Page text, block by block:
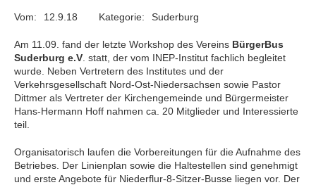
Vom: 12.9.18 Kategorie: Suderburg
Am 11.09. fand der letzte Workshop des Vereins BürgerBus
Suderburg e.V . statt, der vom INEP-Institut fachlich begleitet
wurde. Neben Vertretern des Institutes und der
Verkehrsgesellschaft Nord-Ost-Niedersachsen sowie Pastor
Dittmer als Vertreter der Kirchengemeinde und Bürgermeister
Hans-Hermann Hoff nahmen ca. 20 Mitglieder und Interessierte
teil.
Organisatorisch laufen die Vorbereitungen für die Aufnahme des
Betriebes. Der Linienplan sowie die Haltestellen sind genehmigt
und erste Angebote für Niederflur-8-Sitzer-Busse liegen vor. Der